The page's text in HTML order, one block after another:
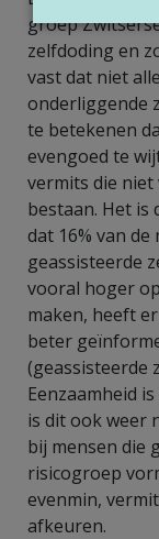
groep
zelfdoding en
vast dat niet
onderliggende
te betekenen
evengoed te
vermits die
bestaan. Het is
dat 16% van
geassisteerde
vooral hoger
maken, heeft
beter
(geassisteerde
Eenzaamheid
is dit ook weer
bij mensen die
risicogroep
evenmin,
afkeuren.